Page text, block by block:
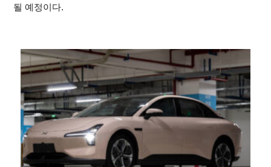
될 예정이다.